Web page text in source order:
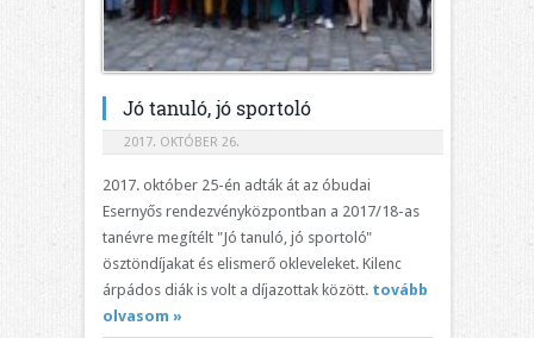
Jó tanuló, jó sportoló
2017. OKTÓBER 26.
2017. október 25-én adták át az óbudai
Esernyős rendezvényközpontban a 2017/18-as
tanévre megítélt "Jó tanuló, jó sportoló"
ösztöndíjakat és elismerő okleveleket. Kilenc
árpádos diák is volt a díjazottak között. tovább
olvasom »